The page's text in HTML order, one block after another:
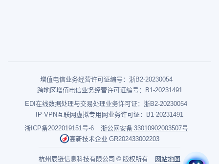
增值电信业务经营许可证编号：浙B2-20230054
跨地区增值电信业务经营许可证编号：B1-20231491
EDI在线数据处理与交易处理业务许可证：浙B2-20230054
IP-VPN互联网虚拟专用网业务许可证：B1-20231491
浙ICP备2022019151号-6
浙公网安备 33010902003507号
高新技术企业 GR202433002203
杭州辰链信息科技有限公司 © 版权所有 网站地图